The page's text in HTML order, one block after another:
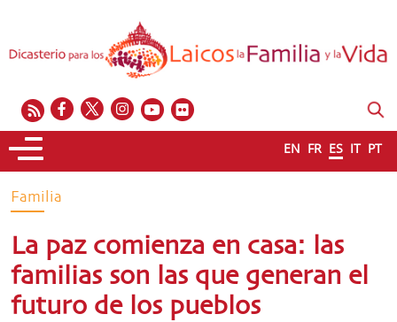
EN FR ES IT PT
Familia
La paz comienza en casa: las
familias son las que generan el
futuro de los pueblos